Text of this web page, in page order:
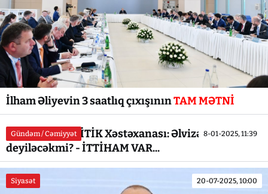
İlham Əliyevin 3 saatlıq çıxışınınTAM MƏTNİ
Gündəm / Cəmiyyət 8-01-2025, 11:39
Respublika KRİTİK Xəstəxanası: Əlvizə `ƏLVİDA`
deyiləcəkmi? - İTTİHAM VAR...
Siyasət 20-07-2025, 10:00